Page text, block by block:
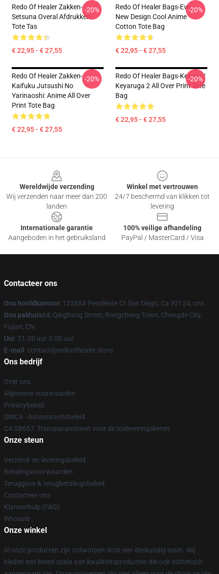
Redo Of Healer Zakken-
Setsuna Overal Afdrukken
Tote Tas
€ 22,95 - € 27,55
-20%
Redo Of Healer Bags-Eve -
New Design Cool Anime
Cotton Tote Bag
€ 22,95 - € 27,55
-20%
Redo Of Healer Zakken-
Kaifuku Jutsushi No
Yarinaoshi: Anime All Over
Print Tote Bag
€ 22,95 - € 27,55
-20%
Redo Of Healer Bags-Keyaru /
Keyaruga 2 All Over Print Tote
Bag
€ 22,95 - € 27,55
-20%
Wereldwijde verzending
Wij verzenden naar meer dan 200
landen
Winkel met vertrouwen
24/7 beschermd van klikken tot
levering
Internationale garantie
Aangeboden in het gebruiksland
100% veilige afhandeling
PayPal / MasterCard / Visa
Contacteer ons
Ons hoofdkantoor: 123854 Pendiente Ct San Diego, Ca 92124, ons
Ons pakhuis64, Qinghang Street, Rongcheng Town, Chengde City,
Fujian, CN
Uur: 21.00 uur 5.00 uur
E-mail : contact@redoofhealer.store
Ons bedrijf
Over ons
Algemene voorwaarden
Privacybeleid
DMCA - Auteursrechtbeleid
CA SB657: Transparantiewet voor de toeleveringsketen
Onze steun
Verzend- en leveringsbeleid
Betalingsvoorwaarden
Teruggave & terugbetalingsbeleid
Contacteer ons
Klantenhulp (FAQ)
Whosale
Onze winkel
Al onze producten zijn ontworpen door een deskundig team. Wij
bieden een breed scala aan kwaliteitsproducten die ook esthetisch